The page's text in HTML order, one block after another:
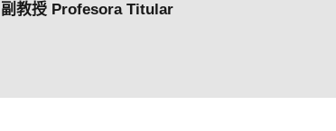
副教授 Profesora Titular